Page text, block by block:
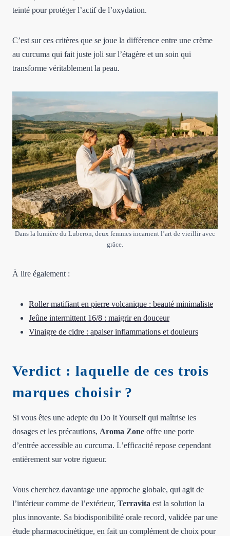
teinté pour protéger l’actif de l’oxydation.
C’est sur ces critères que se joue la différence entre une crème
au curcuma qui fait juste joli sur l’étagère et un soin qui
transforme véritablement la peau.
Dans la lumière du Luberon, deux femmes incarnent l’art de vieillir avec
grâce.
À lire également :
Roller matifiant en pierre volcanique : beauté minimaliste
Jeûne intermittent 16/8 : maigrir en douceur
Vinaigre de cidre : apaiser inflammations et douleurs
Verdict : laquelle de ces trois
marques choisir ?
Si vous êtes une adepte du Do It Yourself qui maîtrise les
dosages et les précautions, Aroma Zone offre une porte
d’entrée accessible au curcuma. L’efficacité repose cependant
entièrement sur votre rigueur.
Vous cherchez davantage une approche globale, qui agit de
l’intérieur comme de l’extérieur, Terravita est la solution la
plus innovante. Sa biodisponibilité orale record, validée par une
étude pharmacocinétique, en fait un complément de choix pour